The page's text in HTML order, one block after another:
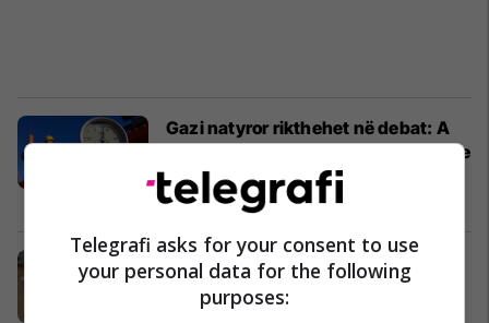
Gazi natyror rikthehet në debat: A
është Kosova gati për një epokë të re
të energjisë?
Të Tjera 10/03/2026
Rezervat e gazit të Gjermanisë bien
mes motit të ftohtë, opozita ndez
alarmin
Telegrafi asks for your consent to use
your personal data for the following
purposes: